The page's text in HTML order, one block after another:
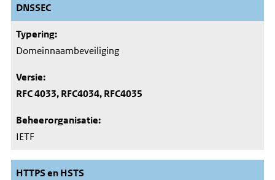
DNSSEC
Domeinnaambeveiliging
RFC 4033, RFC4034, RFC4035
IETF
HTTPS en HSTS